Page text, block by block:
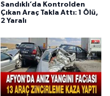
Sandıklı’da Kontrolden
Çıkan Araç Takla Attı: 1 Ölü,
2 Yaralı